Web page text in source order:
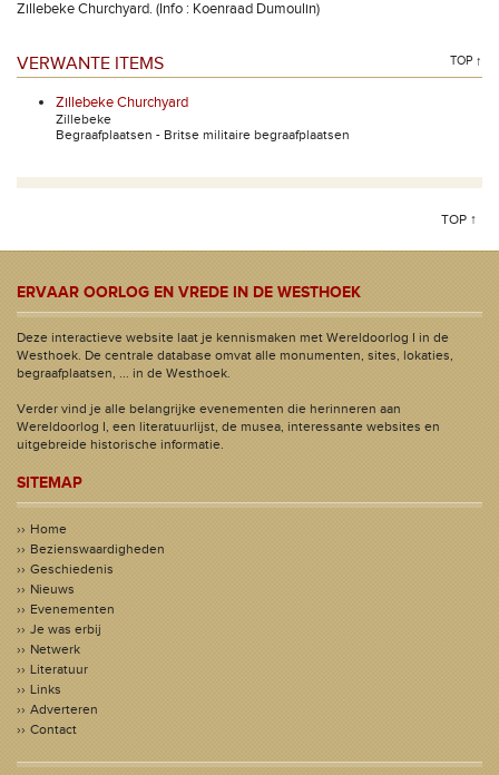
Zillebeke Churchyard. (Info : Koenraad Dumoulin)
VERWANTE ITEMS TOP ↑
Zillebeke Churchyard
Zillebeke
Begraafplaatsen - Britse militaire begraafplaatsen
TOP ↑
ERVAAR OORLOG EN VREDE IN DE WESTHOEK
Deze interactieve website laat je kennismaken met Wereldoorlog I in de
Westhoek. De centrale database omvat alle monumenten, sites, lokaties,
begraafplaatsen, ... in de Westhoek.
Verder vind je alle belangrijke evenementen die herinneren aan
Wereldoorlog I, een literatuurlijst, de musea, interessante websites en
uitgebreide historische informatie.
SITEMAP
Home
Bezienswaardigheden
Geschiedenis
Nieuws
Evenementen
Je was erbij
Netwerk
Literatuur
Links
Adverteren
Contact